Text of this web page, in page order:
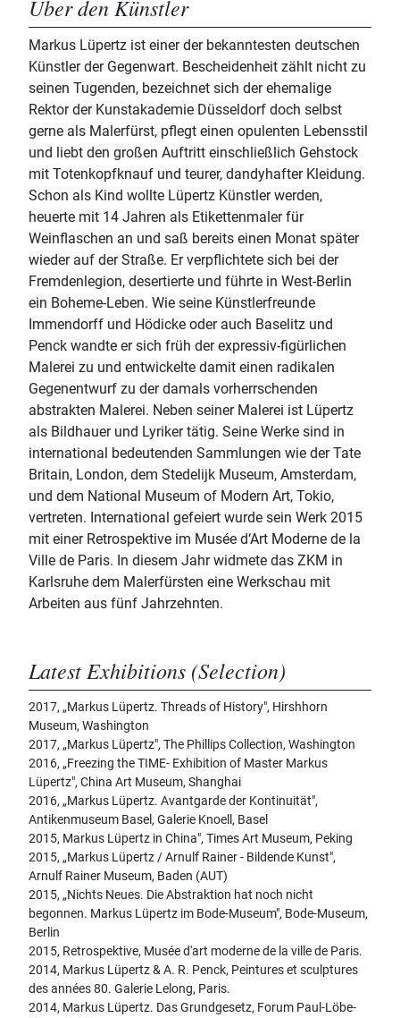
Über den Künstler
Markus Lüpertz ist einer der bekanntesten deutschen
Künstler der Gegenwart. Bescheidenheit zählt nicht zu
seinen Tugenden, bezeichnet sich der ehemalige
Rektor der Kunstakademie Düsseldorf doch selbst
gerne als Malerfürst, pflegt einen opulenten Lebensstil
und liebt den großen Auftritt einschließlich Gehstock
mit Totenkopfknauf und teurer, dandyhafter Kleidung.
Schon als Kind wollte Lüpertz Künstler werden,
heuerte mit 14 Jahren als Etikettenmaler für
Weinflaschen an und saß bereits einen Monat später
wieder auf der Straße. Er verpflichtete sich bei der
Fremdenlegion, desertierte und führte in West-Berlin
ein Boheme-Leben. Wie seine Künstlerfreunde
Immendorff und Hödicke oder auch Baselitz und
Penck wandte er sich früh der expressiv-figürlichen
Malerei zu und entwickelte damit einen radikalen
Gegenentwurf zu der damals vorherrschenden
abstrakten Malerei. Neben seiner Malerei ist Lüpertz
als Bildhauer und Lyriker tätig. Seine Werke sind in
international bedeutenden Sammlungen wie der Tate
Britain, London, dem Stedelijk Museum, Amsterdam,
und dem National Museum of Modern Art, Tokio,
vertreten. International gefeiert wurde sein Werk 2015
mit einer Retrospektive im Musée d‘Art Moderne de la
Ville de Paris. In diesem Jahr widmete das ZKM in
Karlsruhe dem Malerfürsten eine Werkschau mit
Arbeiten aus fünf Jahrzehnten.
Latest Exhibitions (Selection)
2017, „Markus Lüpertz. Threads of History", Hirshhorn
Museum, Washington
2017, „Markus Lüpertz", The Phillips Collection, Washington
2016, „Freezing the TIME- Exhibition of Master Markus
Lüpertz", China Art Museum, Shanghai
2016, „Markus Lüpertz. Avantgarde der Kontinuität",
Antikenmuseum Basel, Galerie Knoell, Basel
2015, Markus Lüpertz in China", Times Art Museum, Peking
2015, „Markus Lüpertz / Arnulf Rainer - Bildende Kunst",
Arnulf Rainer Museum, Baden (AUT)
2015, „Nichts Neues. Die Abstraktion hat noch nicht
begonnen. Markus Lüpertz im Bode-Museum", Bode-Museum,
Berlin
2015, Retrospektive, Musée d'art moderne de la ville de Paris.
2014, Markus Lüpertz & A. R. Penck, Peintures et sculptures
des années 80. Galerie Lelong, Paris.
2014, Markus Lüpertz. Das Grundgesetz, Forum Paul-Löbe-